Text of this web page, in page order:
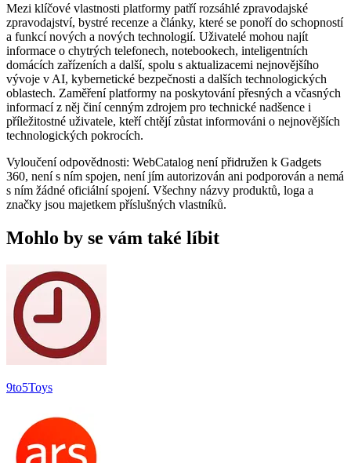
Mezi klíčové vlastnosti platformy patří rozsáhlé zpravodajské
zpravodajství, bystré recenze a články, které se ponoří do schopností
a funkcí nových a nových technologií. Uživatelé mohou najít
informace o chytrých telefonech, notebookech, inteligentních
domácích zařízeních a další, spolu s aktualizacemi nejnovějšího
vývoje v AI, kybernetické bezpečnosti a dalších technologických
oblastech. Zaměření platformy na poskytování přesných a včasných
informací z něj činí cenným zdrojem pro technické nadšence i
příležitostné uživatele, kteří chtějí zůstat informováni o nejnovějších
technologických pokrocích.
Vyloučení odpovědnosti: WebCatalog není přidružen k Gadgets
360, není s ním spojen, není jím autorizován ani podporován a nemá
s ním žádné oficiální spojení. Všechny názvy produktů, loga a
značky jsou majetkem příslušných vlastníků.
Mohlo by se vám také líbit
9to5Toys